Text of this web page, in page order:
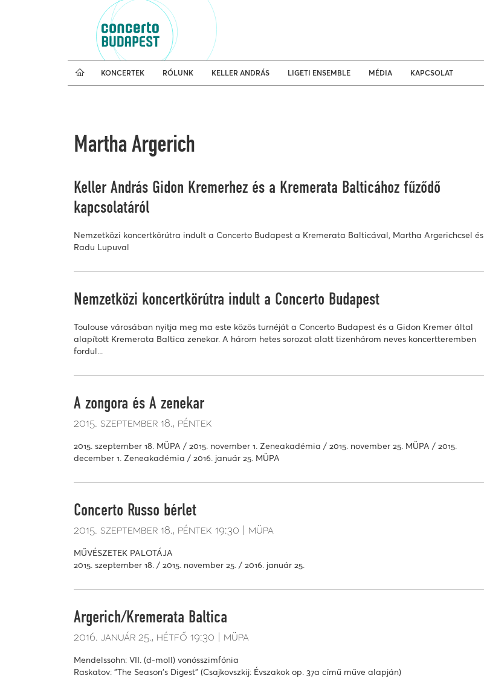
KONCERTEK RÓLUNK KELLER ANDRÁS LIGETI ENSEMBLE MÉDIA KAPCSOLAT
Koncertnaptár
Martha Argerich
Keller András Gidon Kremerhez és a Kremerata Balticához fűződő
kapcsolatáról
Nemzetközi koncertkörútra indult a Concerto Budapest a Kremerata Balticával, Martha Argerichcsel és
Radu Lupuval
Nemzetközi koncertkörútra indult a Concerto Budapest
Toulouse városában nyitja meg ma este közös turnéját a Concerto Budapest és a Gidon Kremer által
alapított Kremerata Baltica zenekar. A három hetes sorozat alatt tizenhárom neves koncertteremben
fordul...
A zongora és A zenekar
2015. szeptember 18. péntek
2015. szeptember 18. MÜPA / 2015. november 1. Zeneakadémia / 2015. november 25. MÜPA / 2015.
december 1. Zeneakadémia / 2016. január 25. MÜPA
Concerto Russo bérlet
2015. szeptember 18. péntek 19:30 müpa
MŰVÉSZETEK PALOTÁJA
2015. szeptember 18. / 2015. november 25. / 2016. január 25.
Argerich/Kremerata Baltica
2016. január 25. hétfő 19:30 müpa
Mendelssohn: VII. (d-moll) vonósszimfónia
Raskatov: "The Season's Digest" (Csajkovszkij: Évszakok op. 37a című műve alapján)